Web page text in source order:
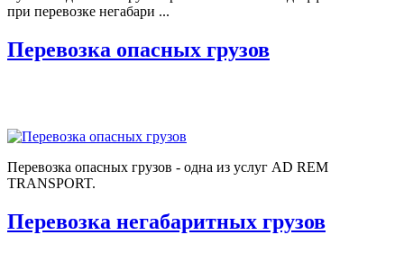
при перевозке негабари ...
Перевозка опасных грузов
Перевозка опасных грузов - одна из услуг AD REM
TRANSPORT.
Перевозка негабаритных грузов